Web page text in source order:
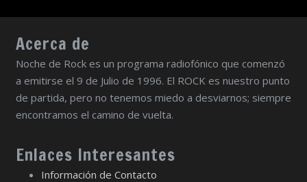
Acerca de
Noche de Rock es un programa radiofónico que comenzó
a emitirse el 9 de Julio de 1996. El ROCK es nuestro punto
de partida, pero no tenemos miedo a desviarnos; siempre
encontramos el camino de vuelta.
Enlaces Interesantes
Información de Contacto